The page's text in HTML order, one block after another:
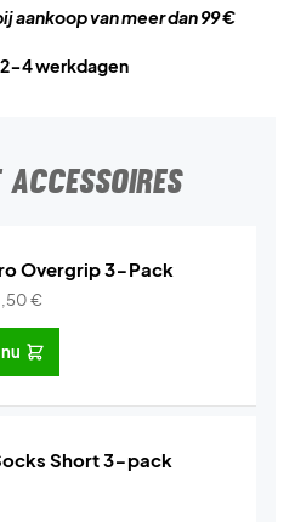
aankoop van meer dan 99 €
4 werkdagen
Overgrip 3-Pack
€
Short 3-pack